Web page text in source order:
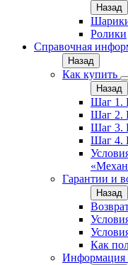
Назад
Ролики
Справочная
Назад
Как купить
Назад
Шаг 1.
Шаг 2.
Шаг 3.
Шаг 4.
Гарантии и
Назад
Как
Информация